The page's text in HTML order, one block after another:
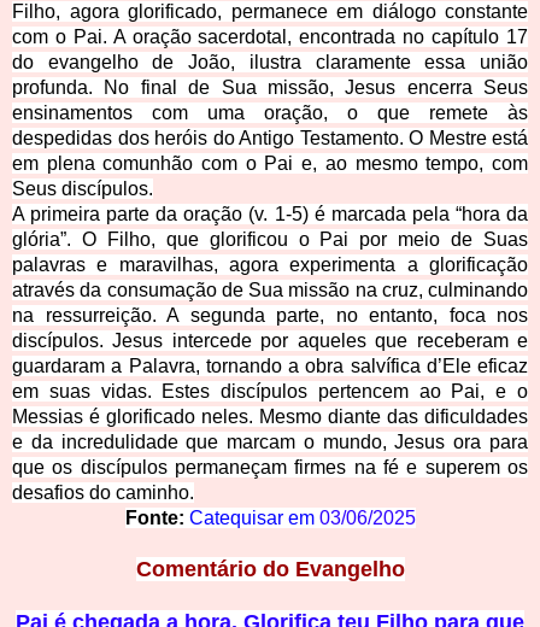
Filho, agora glorificado, permanece em diálogo constante
com o Pai. A oração sacerdotal, encontrada no capítulo 17
do evangelho de João, ilustra claramente essa união
profunda. No final de Sua missão, Jesus encerra Seus
ensinamentos com uma oração, o que remete às
despedidas dos heróis do Antigo Testamento. O Mestre está
em plena comunhão com o Pai e, ao mesmo tempo, com
Seus discípulos.
A primeira parte da oração (v. 1-5) é marcada pela “hora da
glória”. O Filho, que glorificou o Pai por meio de Suas
palavras e maravilhas, agora experimenta a glorificação
através da consumação de Sua missão na cruz, culminando
na ressurreição. A segunda parte, no entanto, foca nos
discípulos. Jesus intercede por aqueles que receberam e
guardaram a Palavra, tornando a obra salvífica d’Ele eficaz
em suas vidas. Estes discípulos pertencem ao Pai, e o
Messias é glorificado neles. Mesmo diante das dificuldades
e da incredulidade que marcam o mundo, Jesus ora para
que os discípulos permaneçam firmes na fé e superem os
desafios do caminho.
Fonte: Catequisar em 03/06/2025
Comentário do Evangelho